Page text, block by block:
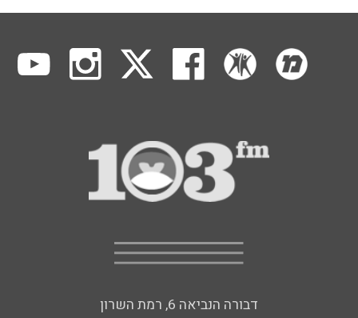
דבורה הנביאה 6, רמת השרון